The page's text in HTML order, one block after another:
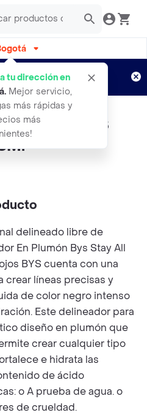
tu dirección en
. Mejor servicio,
más rápidas y
más
semanas
Aplican TyC
Plumon BYS
delineado libre de
En Plumón Bys Stay All
BYS cuenta con una
crear líneas precisas y
de color negro intenso
Este delineador para
diseño en plumón que
crear cualquier tipo
e hidrata las
de ácido
o A prueba de agua. o
de crueldad.